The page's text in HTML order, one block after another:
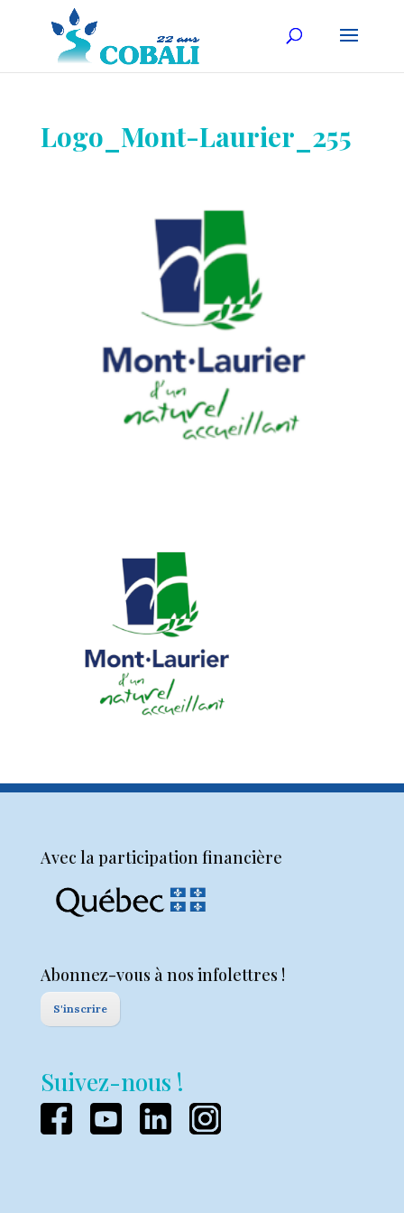
Logo_Mont-Laurier_255
Avec la participation financière
Abonnez-vous à nos infolettres !
S'inscrire
Suivez-nous !